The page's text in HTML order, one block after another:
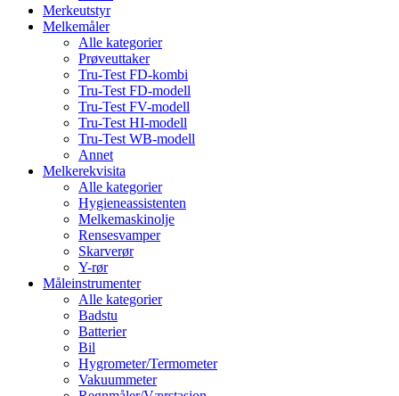
Merkeutstyr
Melkemåler
Alle kategorier
Prøveuttaker
Tru-Test FD-kombi
Tru-Test FD-modell
Tru-Test FV-modell
Tru-Test HI-modell
Tru-Test WB-modell
Annet
Melkerekvisita
Alle kategorier
Hygieneassistenten
Melkemaskinolje
Rensesvamper
Skarverør
Y-rør
Måleinstrumenter
Alle kategorier
Badstu
Batterier
Bil
Hygrometer/Termometer
Vakuummeter